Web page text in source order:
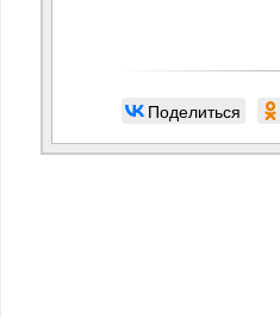
Поделиться